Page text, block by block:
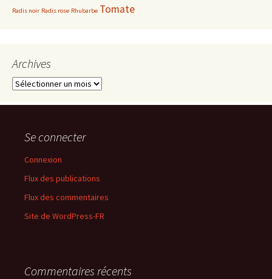
Radis noir Radis rose Rhubarbe Tomate
Archives
Archives
Se connecter
Connexion
Flux des publications
Flux des commentaires
Site de WordPress-FR
Commentaires récents